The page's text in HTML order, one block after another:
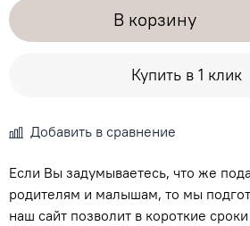
В корзину
Купить в 1 клик
Добавить в сравнение
Если Вы задумываетесь, что же
родителям и малышам, то мы
наш сайт позволит в короткие